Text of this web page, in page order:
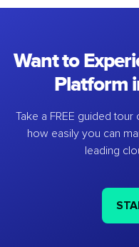
Want to
Platform
Take a FREE guided
how easily you can
leading